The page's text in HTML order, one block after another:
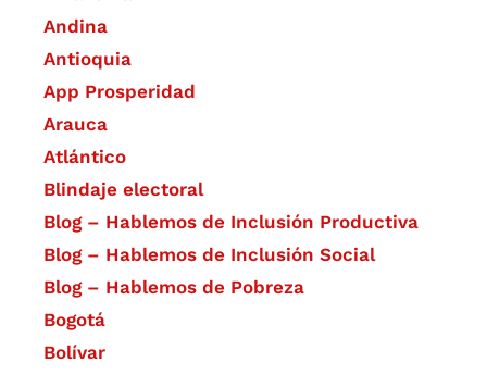
Andina
Antioquia
App Prosperidad
Arauca
Atlántico
Blindaje electoral
Blog – Hablemos de Inclusión Productiva
Blog – Hablemos de Inclusión Social
Blog – Hablemos de Pobreza
Bogotá
Bolívar